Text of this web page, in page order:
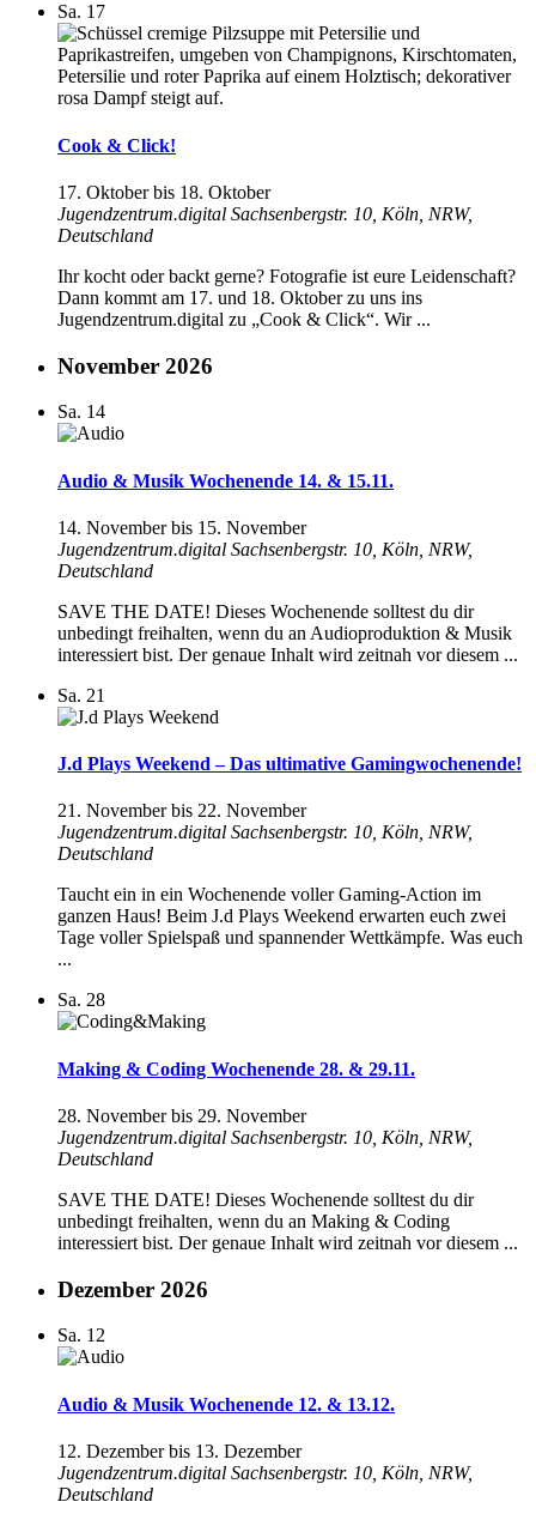
Sa. 17
Cook & Click!
17. Oktoberbis 18. Oktober
Jugendzentrum.digital Sachsenbergstr. 10, Köln, NRW,
Deutschland
Ihr kocht oder backt gerne? Fotografie ist eure Leidenschaft?
Dann kommt am 17. und 18. Oktober zu uns ins
Jugendzentrum.digital zu „Cook & Click“. Wir ...
November 2026
Sa. 14
Audio & Musik Wochenende 14. & 15.11.
14. Novemberbis 15. November
Jugendzentrum.digital Sachsenbergstr. 10, Köln, NRW,
Deutschland
SAVE THE DATE! Dieses Wochenende solltest du dir
unbedingt freihalten, wenn du an Audioproduktion & Musik
interessiert bist. Der genaue Inhalt wird zeitnah vor diesem ...
Sa. 21
J.d Plays Weekend – Das ultimative Gamingwochenende!
21. Novemberbis 22. November
Jugendzentrum.digital Sachsenbergstr. 10, Köln, NRW,
Deutschland
Taucht ein in ein Wochenende voller Gaming-Action im
ganzen Haus! Beim J.d Plays Weekend erwarten euch zwei
Tage voller Spielspaß und spannender Wettkämpfe. Was euch
...
Sa. 28
Making & Coding Wochenende 28. & 29.11.
28. Novemberbis 29. November
Jugendzentrum.digital Sachsenbergstr. 10, Köln, NRW,
Deutschland
SAVE THE DATE! Dieses Wochenende solltest du dir
unbedingt freihalten, wenn du an Making & Coding
interessiert bist. Der genaue Inhalt wird zeitnah vor diesem ...
Dezember 2026
Sa. 12
Audio & Musik Wochenende 12. & 13.12.
12. Dezemberbis 13. Dezember
Jugendzentrum.digital Sachsenbergstr. 10, Köln, NRW,
Deutschland